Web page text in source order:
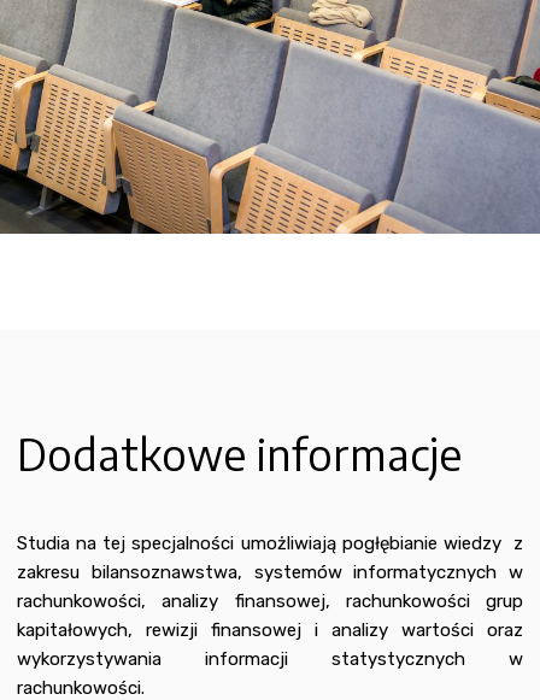
Dodatkowe informacje
Studia na tej specjalności umożliwiają pogłębianie wiedzy z
zakresu bilansoznawstwa, systemów informatycznych w
rachunkowości, analizy finansowej, rachunkowości grup
kapitałowych, rewizji finansowej i analizy wartości oraz
wykorzystywania informacji statystycznych w
rachunkowości.